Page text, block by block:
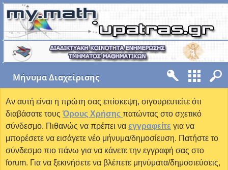
Mήνυμα Διαχείρισης
Αν αυτή είναι η πρώτη σας επίσκεψη, σιγουρευτείτε ότι
διαβάσατε τους Όρους Χρήσης πατώντας στο σχετικό
σύνδεσμο. Πιθανώς να πρέπει να εγγραφείτε για να
μπορέσετε να εισάγετε νέο μήνυμα/δημοσίευση. Πατήστε το
σύνδεσμο πιο πάνω για να κάνετε την εγγραφή σας στο
forum. Για να ξεκινήσετε να βλέπετε μηνύματα/δημοσιεύσεις,